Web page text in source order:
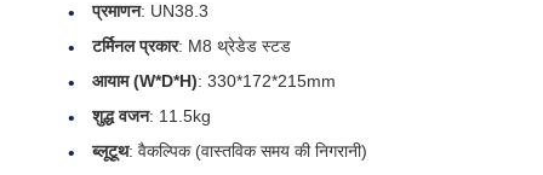
प्रमाणन: UN38.3
टर्मिनल प्रकार: M8 थ्रेडेड स्टड
आयाम (W*D*H): 330*172*215mm
शुद्ध वजन: 11.5kg
ब्लूटूथ: वैकल्पिक (वास्तविक समय की निगरानी)